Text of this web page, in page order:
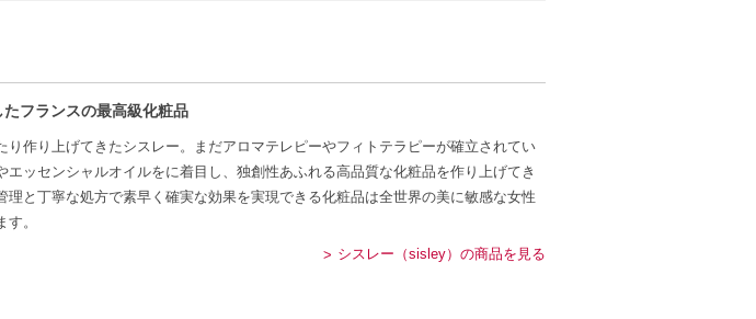
フランスの最高級化粧品
り作り上げてきたシスレー。まだアロマテレピーやフィトテラピーが確立されてい
エッセンシャルオイルをに着目し、独創性あふれる高品質な化粧品を作り上げてき
理と丁寧な処方で素早く確実な効果を実現できる化粧品は全世界の美に敏感な女性
。
シスレー（sisley）の商品を見る